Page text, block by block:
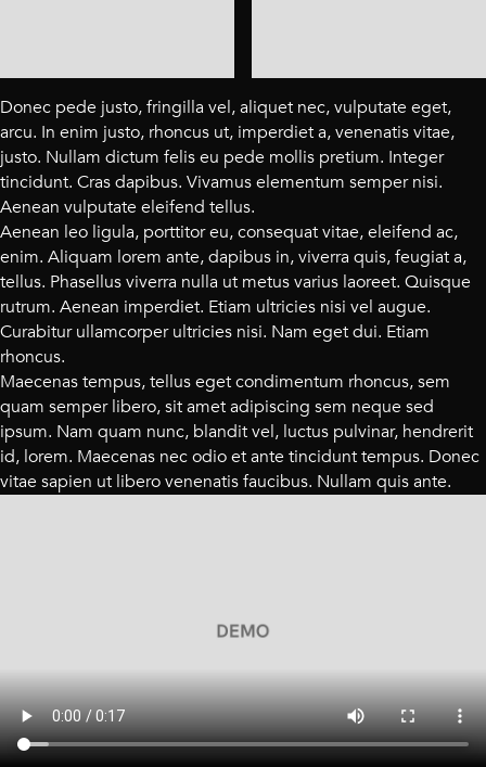
Donec pede justo, fringilla vel, aliquet nec, vulputate eget,
arcu. In enim justo, rhoncus ut, imperdiet a, venenatis vitae,
justo. Nullam dictum felis eu pede mollis pretium. Integer
tincidunt. Cras dapibus. Vivamus elementum semper nisi.
Aenean vulputate eleifend tellus.
Aenean leo ligula, porttitor eu, consequat vitae, eleifend ac,
enim. Aliquam lorem ante, dapibus in, viverra quis, feugiat a,
tellus. Phasellus viverra nulla ut metus varius laoreet. Quisque
rutrum. Aenean imperdiet. Etiam ultricies nisi vel augue.
Curabitur ullamcorper ultricies nisi. Nam eget dui. Etiam
rhoncus.
Maecenas tempus, tellus eget condimentum rhoncus, sem
quam semper libero, sit amet adipiscing sem neque sed
ipsum. Nam quam nunc, blandit vel, luctus pulvinar, hendrerit
id, lorem. Maecenas nec odio et ante tincidunt tempus. Donec
vitae sapien ut libero venenatis faucibus. Nullam quis ante.